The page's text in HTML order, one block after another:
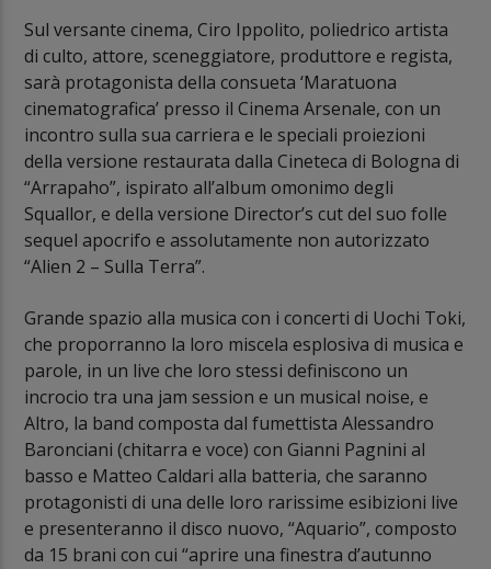
Sul versante cinema, Ciro Ippolito, poliedrico artista
di culto, attore, sceneggiatore, produttore e regista,
sarà protagonista della consueta ‘Maratuona
cinematografica’ presso il Cinema Arsenale, con un
incontro sulla sua carriera e le speciali proiezioni
della versione restaurata dalla Cineteca di Bologna di
“Arrapaho”, ispirato all’album omonimo degli
Squallor, e della versione Director’s cut del suo folle
sequel apocrifo e assolutamente non autorizzato
“Alien 2 – Sulla Terra”.
Grande spazio alla musica con i concerti di Uochi Toki,
che proporranno la loro miscela esplosiva di musica e
parole, in un live che loro stessi definiscono un
incrocio tra una jam session e un musical noise, e
Altro, la band composta dal fumettista Alessandro
Baronciani (chitarra e voce) con Gianni Pagnini al
basso e Matteo Caldari alla batteria, che saranno
protagonisti di una delle loro rarissime esibizioni live
e presenteranno il disco nuovo, “Aquario”, composto
da 15 brani con cui “aprire una finestra d’autunno